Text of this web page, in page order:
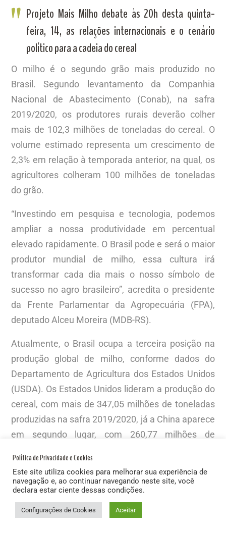
Projeto Mais Milho debate às 20h desta quinta-
feira, 14, as relações internacionais e o cenário
político para a cadeia do cereal
O milho é o segundo grão mais produzido no
Brasil. Segundo levantamento da Companhia
Nacional de Abastecimento (Conab), na safra
2019/2020, os produtores rurais deverão colher
mais de 102,3 milhões de toneladas do cereal. O
volume estimado representa um crescimento de
2,3% em relação à temporada anterior, na qual, os
agricultores colheram 100 milhões de toneladas
do grão.
“Investindo em pesquisa e tecnologia, podemos
ampliar a nossa produtividade em percentual
elevado rapidamente. O Brasil pode e será o maior
produtor mundial de milho, essa cultura irá
transformar cada dia mais o nosso símbolo de
sucesso no agro brasileiro”, acredita o presidente
da Frente Parlamentar da Agropecuária (FPA),
deputado Alceu Moreira (MDB-RS).
Atualmente, o Brasil ocupa a terceira posição na
produção global de milho, conforme dados do
Departamento de Agricultura dos Estados Unidos
(USDA). Os Estados Unidos lideram a produção do
cereal, com mais de 347,05 milhões de toneladas
produzidas na safra 2019/2020, já a China aparece
em segundo lugar, com 260,77 milhões de
Dada a sua importância para o agronegócio e para
a balança comercial brasileira, o Projeto Mais
Milho promove conteúdos especiais para o setor
durante o mês de maio. Nesta quinta-feira, 14,
Política de Privacidade e Cookies
Este site utiliza cookies para melhorar sua experiência de
navegação e, ao continuar navegando neste site, você
declara estar ciente dessas condições.
Configurações de Cookies Aceitar